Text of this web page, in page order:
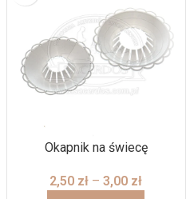
Okapnik na świecę
2,50 zł – 3,00 zł